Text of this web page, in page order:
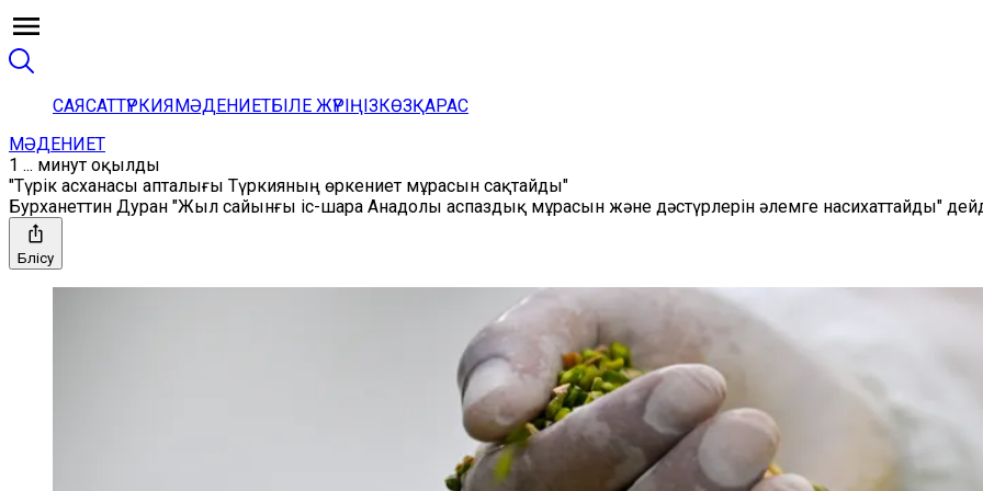
САЯСАТТҮРКИЯМӘДЕНИЕТБІЛЕ ЖҮРІҢІЗКӨЗҚАРАС
МӘДЕНИЕТ
1 ... минут оқылды
"Түрік асханасы апталығы Түркияның өркениет мұрасын сақтайды"
Бурханеттин Дуран "Жыл сайынғы іс-шара Анадолы аспаздық мұрасын және дәстүрлерін әлемге насихаттайды"
Бөлісу